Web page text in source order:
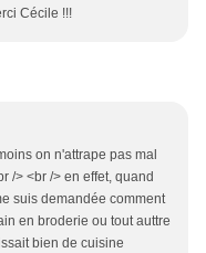
Cécile !!!
on n'attrape pas mal
/> <br /> en effet, quand
suis demandée comment
en broderie ou tout auttre
bien de cuisine